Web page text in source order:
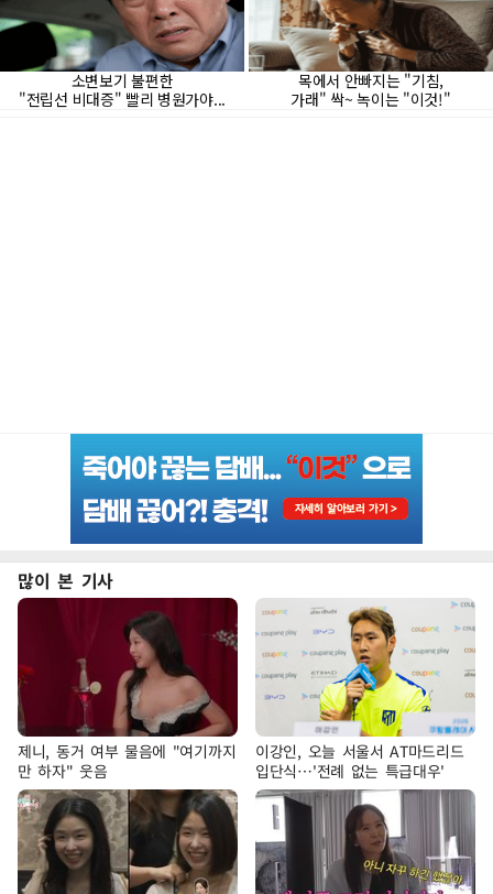
많이 본 기사
제니, 동거 여부 물음에 "여기까지
만 하자" 웃음
이강인, 오늘 서울서 AT마드리드
입단식…'전례 없는 특급대우'